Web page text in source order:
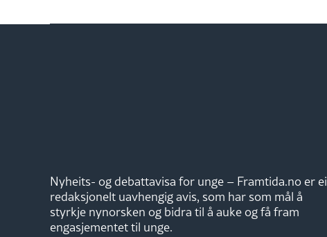
Nyheits- og debattavisa for unge – Framtida.no er ei
redaksjonelt uavhengig avis, som har som mål å
styrkje nynorsken og bidra til å auke og få fram
engasjementet til unge.